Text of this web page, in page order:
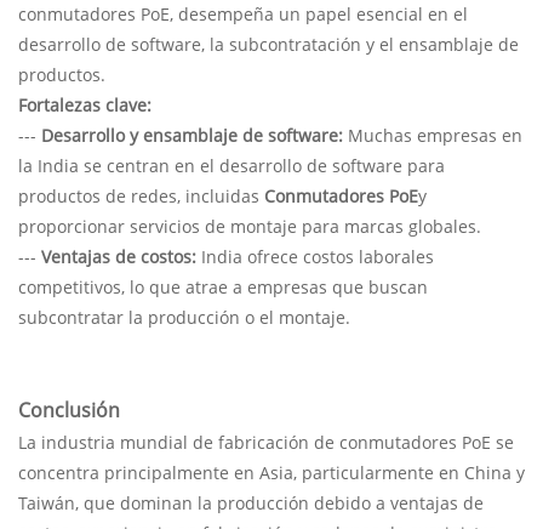
conmutadores PoE, desempeña un papel esencial en el
desarrollo de software, la subcontratación y el ensamblaje de
productos.
Fortalezas clave:
--- Desarrollo y ensamblaje de software: Muchas empresas en
la India se centran en el desarrollo de software para
productos de redes, incluidas Conmutadores PoEy
proporcionar servicios de montaje para marcas globales.
--- Ventajas de costos: India ofrece costos laborales
competitivos, lo que atrae a empresas que buscan
subcontratar la producción o el montaje.
Conclusión
La industria mundial de fabricación de conmutadores PoE se
concentra principalmente en Asia, particularmente en China y
Taiwán, que dominan la producción debido a ventajas de